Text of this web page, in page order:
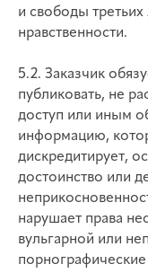
и свободы
нравственности.
5.2. Заказчик
публиковать, не
доступ или иным
информацию,
дискредитирует,
достоинство или
нарушает права
вульгарной или